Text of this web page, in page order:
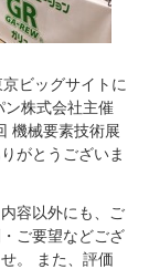
ビッグサイトに
ン株式会社主催
機械要素技術展
がとうございま
容以外にも、ご
ご要望などござ
。 また、評価